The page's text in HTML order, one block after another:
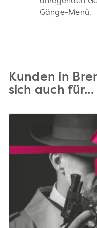
anregenden
Gänge-Menü.
Kunden in
sich auch für...